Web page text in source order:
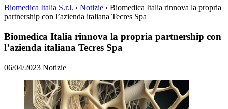
Biomedica Italia S.r.l. › Notizie › Biomedica Italia rinnova la propria
partnership con l’azienda italiana Tecres Spa
Biomedica Italia rinnova la propria partnership con
l’azienda italiana Tecres Spa
06/04/2023 Notizie